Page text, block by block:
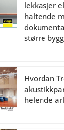
lekkasjer
haltende
større
Hvordan
helende